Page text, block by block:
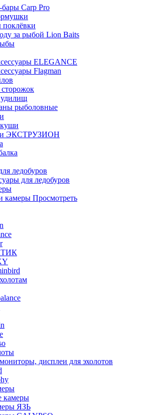
Carp Pro
поклёвки
за рыбой Lion Baits
ELEGANCE
Flagman
удилищ
рыболовные
ЭКСТРУЗИОН
ледобуров
для ледобуров
камеры Просмотреть
дисплеи для эхолотов
камеры
ЯЗЬ